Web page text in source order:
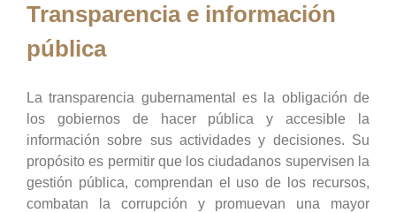
Transparencia e información
pública
La transparencia gubernamental es la obligación de
los gobiernos de hacer pública y accesible la
información sobre sus actividades y decisiones. Su
propósito es permitir que los ciudadanos supervisen la
gestión pública, comprendan el uso de los recursos,
combatan la corrupción y promuevan una mayor